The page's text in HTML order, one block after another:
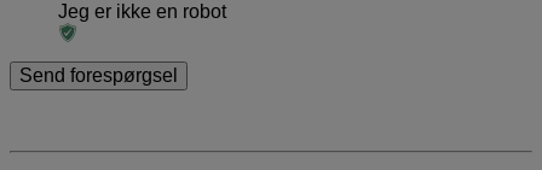
Jeg er ikke en robot